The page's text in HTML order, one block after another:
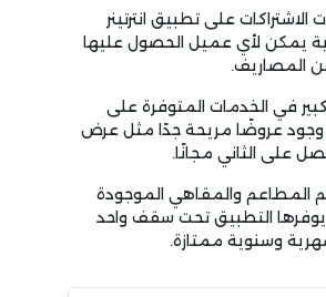
الاشتراكات على تطبيق انترتينر
يمكن لأي عميل الحصول عليها
المصاريف.
كبير في الخدمات المتوفرة على
وجود عروضًا مريحة جدًا مثل عرض
على الثاني مجانًا.
المطاعم والمقاهي الموجودة
التطبيق تحت سقف واحد
وسنوية ممتازة.